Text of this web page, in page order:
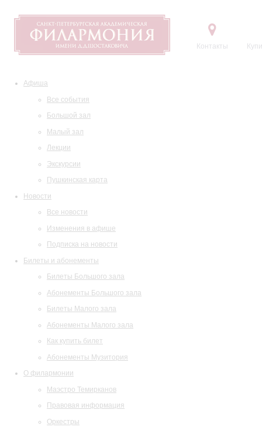
Контакты
Афиша
Все события
Большой зал
Малый зал
Лекции
Экскурсии
Пушкинская карта
Новости
Все новости
Изменения в афише
Подписка на новости
Билеты и абонементы
Билеты Большого зала
Абонементы Большого зала
Билеты Малого зала
Абонементы Малого зала
Как купить билет
Абонементы Музитория
О филармонии
Маэстро Темирканов
Правовая информация
Оркестры